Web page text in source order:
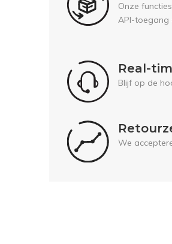
Onze
API-toegang
Real-
Blijf op de
We